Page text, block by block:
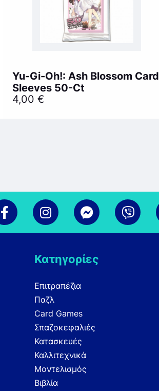
Yu-Gi-Oh!: Ash Blossom Card
Sleeves 50-Ct
4,00€
Κατηγορίες
Επιτραπέζια
Παζλ
Card Games
Σπαζοκεφαλιές
Κατασκευές
Καλλιτεχνικά
Μοντελισμός
Βιβλία